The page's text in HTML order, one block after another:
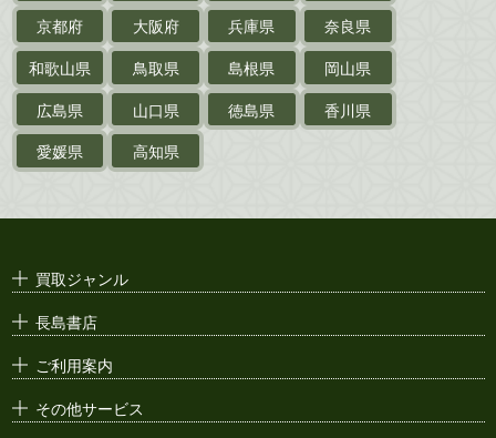
絵葉書
支那・満洲・朝鮮・
台湾関係古資料
ポスター・チラシ・
京都府
大阪府 兵庫県
奈良県
和歌山県
鳥取県 島根県
岡山県
広島県
山口県 徳島県
香川県
愛媛県
高知県
買取ジャンル
長島書店
ご利用案内
その他サービス